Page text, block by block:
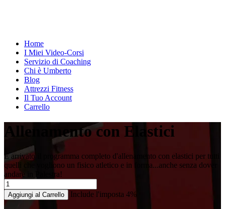
Home
I Miei Video-Corsi
Servizio di Coaching
Chi è Umberto
Blog
Attrezzi Fitness
Il Tuo Account
Carrello
Allenamento con Elastici
È arrivato il programma completo d'allenamento con elastici per tutti
quelli che vogliono un fisico atletico e in forma...anche senza dover
andare in Palestra!
Aggiungi al Carrello Include l'imposta 4%